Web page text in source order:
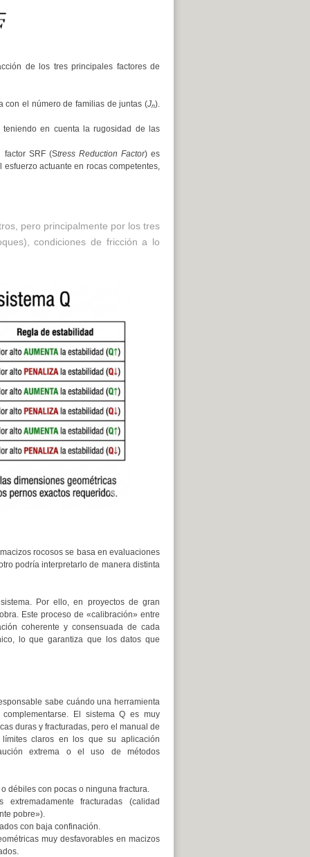
de los tres principales factores de
con el número de familias de juntas (Jn).
teniendo en cuenta la rugosidad de las
factor SRF (Stress Reduction Factor) es
actuante en rocas competentes,
pero principalmente por los tres
condiciones de fricción a lo
rocosos se basa en evaluaciones
podría interpretarlo de manera distinta
Por ello, en proyectos de gran
Este proceso de «calibración» entre
coherente y consensuada de cada
lo que garantiza que los datos que
sabe cuándo una herramienta
complementarse. El sistema Q es muy
duras y fracturadas, pero el manual de
límites claros en los que su aplicación
extrema o el uso de métodos
débiles con pocas o ninguna fractura.
extremadamente fracturadas (calidad
pobre»).
con baja confinación.
muy desfavorables en macizos